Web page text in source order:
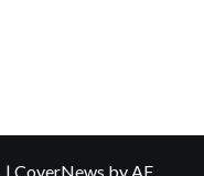
| CoverNews by AF